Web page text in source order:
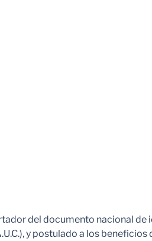
del documento nacional
y postulado a los